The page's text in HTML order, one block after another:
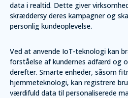
data i realtid. Dette giver
skræddersy deres kampagner og
personlig kundeoplevelse.
Ved at anvende IoT-teknologi kan
forståelse af kundernes adfærd og
derefter. Smarte enheder, såsom
hjemmeteknologi, kan registrere
værdifuld data til personaliserede